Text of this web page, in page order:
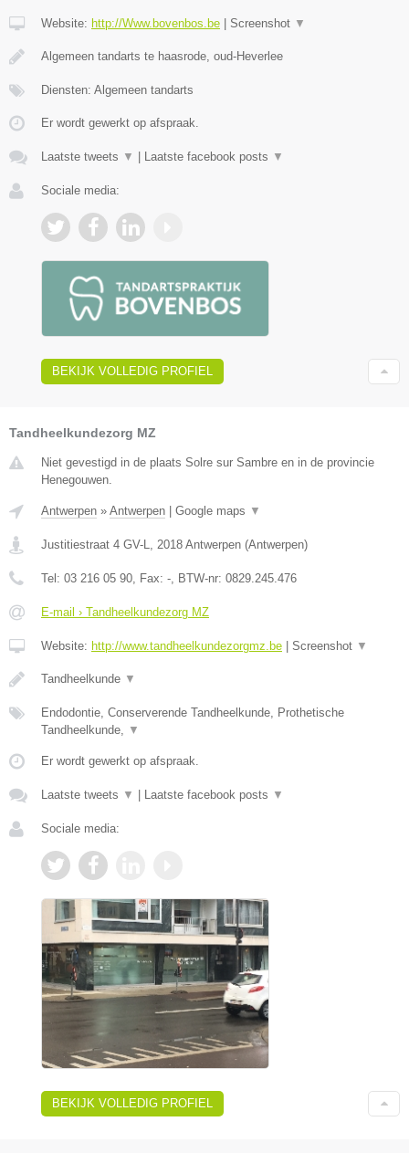
Website: http://Www.bovenbos.be | Screenshot ▼
Algemeen tandarts te haasrode, oud-Heverlee
Diensten: Algemeen tandarts
Er wordt gewerkt op afspraak.
Laatste tweets ▼ | Laatste facebook posts ▼
Sociale media:
BEKIJK VOLLEDIG PROFIEL
Tandheelkundezorg MZ
Niet gevestigd in de plaats Solre sur Sambre en in de provincie
Henegouwen.
Antwerpen » Antwerpen Google maps ▼
Justitiestraat 4 GV-L 2018 Antwerpen (Antwerpen)
Tel: 03 216 05 90 , Fax: - , BTW-nr: 0829.245.476
E-mail › Tandheelkundezorg MZ
Website: http://www.tandheelkundezorgmz.be Screenshot ▼
Tandheelkunde ▼
Endodontie, Conserverende Tandheelkunde, Prothetische
Tandheelkunde,
▼
Er wordt gewerkt op afspraak.
Laatste tweets ▼ Laatste facebook posts ▼
Sociale media:
BEKIJK VOLLEDIG PROFIEL